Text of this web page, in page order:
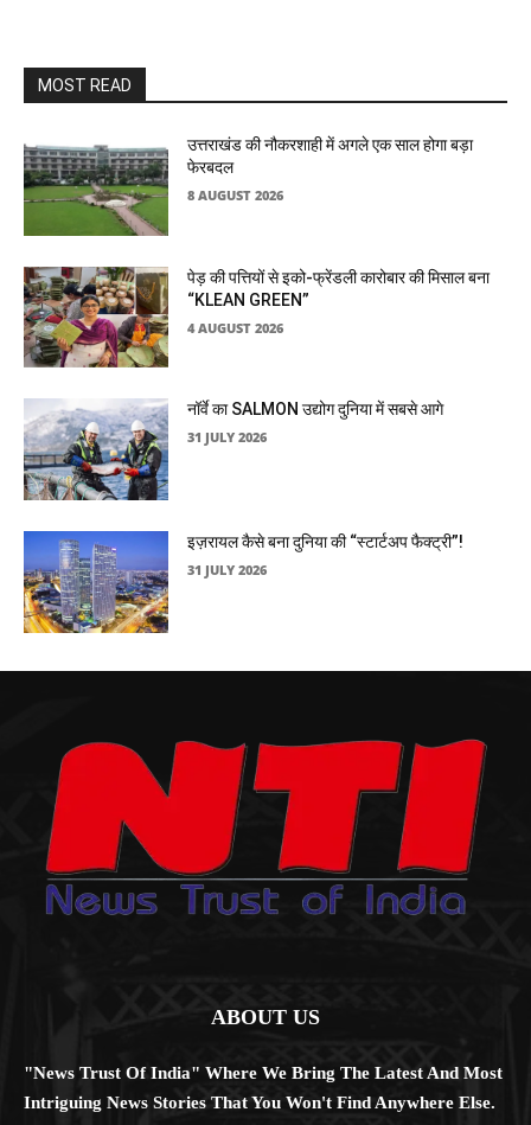
MOST READ
उत्तराखंड की नौकरशाही में अगले एक साल होगा बड़ा
फेरबदल
8 AUGUST 2026
पेड़ की पत्तियों से इको-फ्रेंडली कारोबार की मिसाल बना
“KLEAN GREEN”
4 AUGUST 2026
नॉर्वे का SALMON उद्योग दुनिया में सबसे आगे
31 JULY 2026
इज़रायल कैसे बना दुनिया की “स्टार्टअप फैक्ट्री”!
31 JULY 2026
ABOUT US
"News Trust Of India" Where We Bring The Latest And Most
Intriguing News Stories That You Won't Find Anywhere Else.